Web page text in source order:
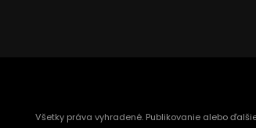
Všetky práva vyhradené. Publikovanie alebo